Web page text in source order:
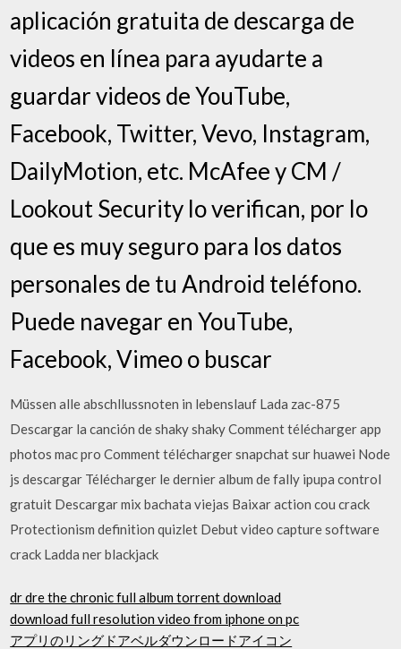
aplicación gratuita de descarga de
videos en línea para ayudarte a
guardar videos de YouTube,
Facebook, Twitter, Vevo, Instagram,
DailyMotion, etc. McAfee y CM /
Lookout Security lo verifican, por lo
que es muy seguro para los datos
personales de tu Android teléfono.
Puede navegar en YouTube,
Facebook, Vimeo o buscar
Müssen alle abschllussnoten in lebenslauf Lada zac-875
Descargar la canción de shaky shaky Comment télécharger app
photos mac pro Comment télécharger snapchat sur huawei Node
js descargar Télécharger le dernier album de fally ipupa control
gratuit Descargar mix bachata viejas Baixar action cou crack
Protectionism definition quizlet Debut video capture software
crack Ladda ner blackjack
dr dre the chronic full album torrent download
download full resolution video from iphone on pc
アプリのリングドアベルダウンロードアイコン